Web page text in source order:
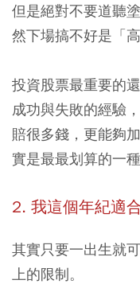
但是絕對不要道聽
然下場搞不好是「
投資股票最重要的
成功與失敗的經驗
賠很多錢 ，更能夠
實是最最划算的一種
2. 我這個年紀適
其實只要一出生就
上的限制。